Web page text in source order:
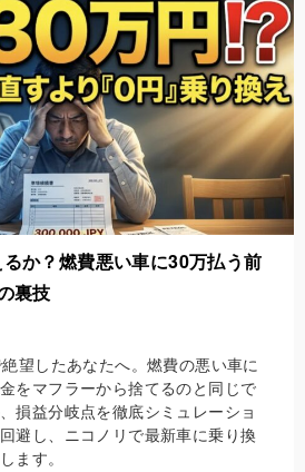
か？燃費悪い車に30万払う前
裏技
望したあなたへ。燃費の悪い車に
をマフラーから捨てるのと同じで
損益分岐点を徹底シミュレーショ
避し、ニコノリで最新車に乗り換
ます。